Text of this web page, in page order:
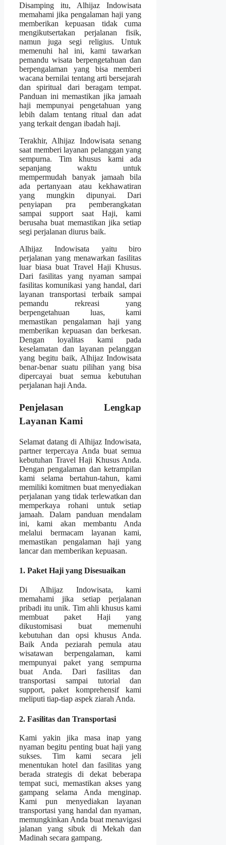
Disamping itu, Alhijaz Indowisata
memahami jika pengalaman haji yang
memberikan kepuasan tidak cuma
mengikutsertakan perjalanan fisik,
namun juga segi religius. Untuk
memenuhi hal ini, kami tawarkan
pemandu wisata berpengetahuan dan
berpengalaman yang bisa memberi
wacana bernilai tentang arti bersejarah
dan spiritual dari beragam tempat.
Panduan ini memastikan jika jamaah
haji mempunyai pengetahuan yang
lebih dalam tentang ritual dan adat
yang terkait dengan ibadah haji.
Terakhir, Alhijaz Indowisata senang
saat memberi layanan pelanggan yang
sempurna. Tim khusus kami ada
sepanjang waktu untuk
mempermudah banyak jamaah bila
ada pertanyaan atau kekhawatiran
yang mungkin dipunyai. Dari
penyiapan pra pemberangkatan
sampai support saat Haji, kami
berusaha buat memastikan jika setiap
segi perjalanan diurus baik.
Alhijaz Indowisata yaitu biro
perjalanan yang menawarkan fasilitas
luar biasa buat Travel Haji Khusus.
Dari fasilitas yang nyaman sampai
fasilitas komunikasi yang handal, dari
layanan transportasi terbaik sampai
pemandu rekreasi yang
berpengetahuan luas, kami
memastikan pengalaman haji yang
memberikan kepuasan dan berkesan.
Dengan loyalitas kami pada
keselamatan dan layanan pelanggan
yang begitu baik, Alhijaz Indowisata
benar-benar suatu pilihan yang bisa
dipercayai buat semua kebutuhan
perjalanan haji Anda.
Penjelasan Lengkap
Layanan Kami
Selamat datang di Alhijaz Indowisata,
partner terpercaya Anda buat semua
kebutuhan Travel Haji Khusus Anda.
Dengan pengalaman dan ketrampilan
kami selama bertahun-tahun, kami
memiliki komitmen buat menyediakan
perjalanan yang tidak terlewatkan dan
memperkaya rohani untuk setiap
jamaah. Dalam panduan mendalam
ini, kami akan membantu Anda
melalui bermacam layanan kami,
memastikan pengalaman haji yang
lancar dan memberikan kepuasan.
1. Paket Haji yang Disesuaikan
Di Alhijaz Indowisata, kami
memahami jika setiap perjalanan
pribadi itu unik. Tim ahli khusus kami
membuat paket Haji yang
dikustomisasi buat memenuhi
kebutuhan dan opsi khusus Anda.
Baik Anda peziarah pemula atau
wisatawan berpengalaman, kami
mempunyai paket yang sempurna
buat Anda. Dari fasilitas dan
transportasi sampai tutorial dan
support, paket komprehensif kami
meliputi tiap-tiap aspek ziarah Anda.
2. Fasilitas dan Transportasi
Kami yakin jika masa inap yang
nyaman begitu penting buat haji yang
sukses. Tim kami secara jeli
menentukan hotel dan fasilitas yang
berada strategis di dekat beberapa
tempat suci, memastikan akses yang
gampang selama Anda menginap.
Kami pun menyediakan layanan
transportasi yang handal dan nyaman,
memungkinkan Anda buat menavigasi
jalanan yang sibuk di Mekah dan
Madinah secara gampang.